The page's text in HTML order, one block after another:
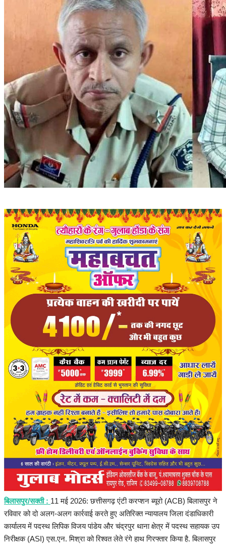
संपादकीय
रोजगार
राजनीति
मनोरंजन
मैगज़ीन की लेख
All
मैगज़ीन की लेख
प्रमुख खबर
Language
English hindi
बिलासपुर/सक्ती : 11 मई 2026: छत्तीसगढ़ एंटी करप्शन ब्यूरो (ACB) बिलासपुर ने
रविवार को दो अलग-अलग कार्रवाई करते हुए अतिरिक्त न्यायालय जिला दंडाधिकारी
कार्यालय में पदस्थ लिपिक विजय पांडेय और चंद्रपुर थाना क्षेत्र में पदस्थ सहायक उप
निरीक्षक (ASI) एस.एन. मिश्रा को रिश्वत लेते रंगे हाथ गिरफ्तार किया है. बिलासपुर